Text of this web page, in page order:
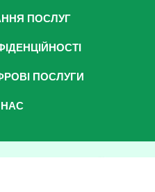
ПОСЛУГ
ПОСЛУГИ